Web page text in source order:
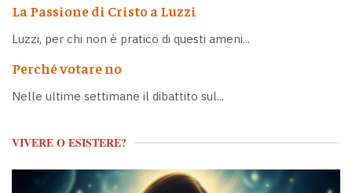
La Passione di Cristo a Luzzi
Luzzi, per chi non è pratico di questi ameni...
Perché votare no
Nelle ultime settimane il dibattito sul...
VIVERE O ESISTERE?